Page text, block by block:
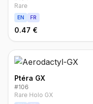
Rare
EN FR
0.47 €
Ptéra GX
#106
Rare Holo GX